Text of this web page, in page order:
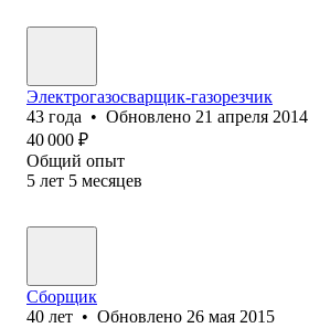
Электрогазосварщик-газорезчик
43 года • Обновлено 21 апреля 2014
40 000 ₽
Общий опыт
5 лет 5 месяцев
Сборщик
40 лет • Обновлено 26 мая 2015